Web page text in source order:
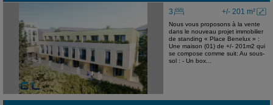
+/- 201 m²
3
Nous vous proposons à la vente
dans le nouveau projet immobilier
de standing « Place Benelux » :
Une maison (01) de +/- 201m2 qui
se compose comme suit: Au sous-
sol : - Un box...